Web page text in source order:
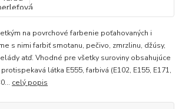
na povrchové farbenie poťahovaných i
s nimi farbiť smotanu, pečivo, zmrzlinu, džúsy,
atď. Vhodné pre všetky suroviny obsahujúce
látka E555, farbivá (E102, E155, E171,
celý popis